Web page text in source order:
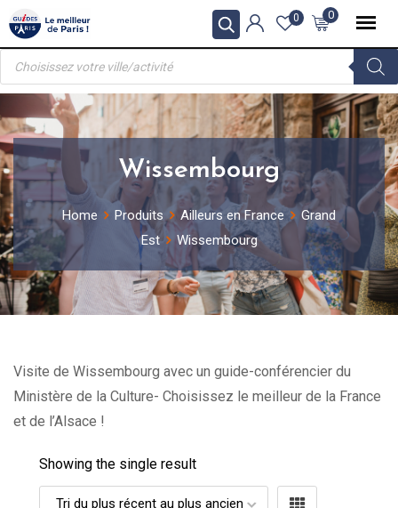
Skip
to
content
0
0
Recherche
produits
Wissembourg
Home Produits Ailleurs en France
Grand
Est
Wissembourg
Visite de Wissembourg avec un guide-conférencier du
Ministère de la Culture- Choisissez le meilleur de la France
et de l’Alsace !
Showing the single result